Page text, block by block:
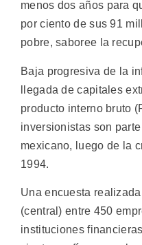
menos dos años para
por ciento de sus 91
pobre, saboree la
Baja progresiva de la
llegada de capitales
producto interno bruto
inversionistas son
mexicano, luego de la
1994.
Una encuesta
(central) entre 450
instituciones